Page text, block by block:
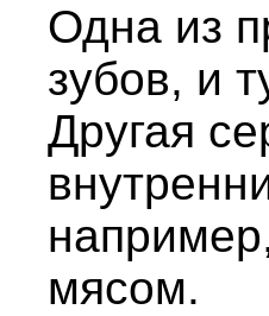
Одна из
зубов, и
Другая
мясом.